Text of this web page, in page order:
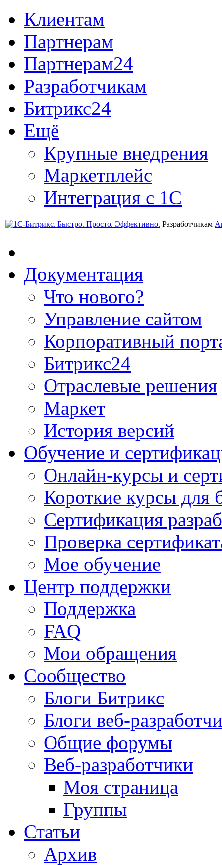
Клиентам
Партнерам
Партнерам24
Разработчикам
Битрикс24
Ещё
Крупные внедрения
Маркетплейс
Интеграция с 1С
Разработчикам
Документация
Что нового?
Управление сайтом
Корпоративный
Битрикс24
Отраслевые решения
Маркет
История версий
Обучение и
Онлайн-курсы и
Короткие курсы для
Сертификация
Проверка
Мое обучение
Центр поддержки
Поддержка
FAQ
Мои обращения
Сообщество
Блоги Битрикс
Блоги веб-
Общие форумы
Веб-разработчики
Моя страница
Группы
Статьи
Архив